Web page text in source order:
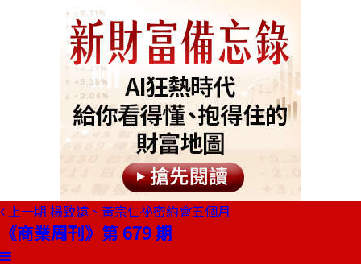
上一期 楊致遠、黃宗仁祕密約會五個月
《商業周刊》第 679 期